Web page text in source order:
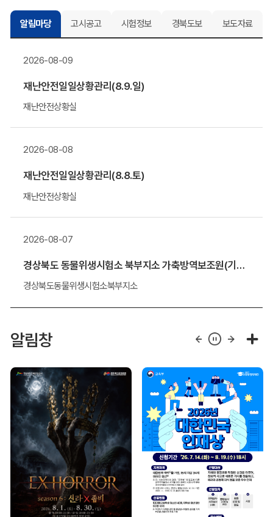
알림마당 고시공고 시험정보 경북도보 보도자료
2026-08-09
재난안전일일상황관리(8.9.일)
재난안전상황실
2026-08-08
재난안전일일상황관리(8.8.토)
재난안전상황실
2026-08-07
경상북도 동물위생시험소 북부지소 가축방역보조원(기간제 근로자) 채용 알림
경상북도동물위생시험소북부지소
알림창